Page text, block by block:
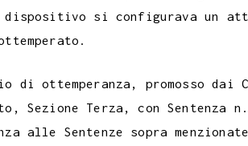
dispositivo si configurava un
di ottemperanza, promosso dai
Terza, con Sentenza
alle Sentenze sopra